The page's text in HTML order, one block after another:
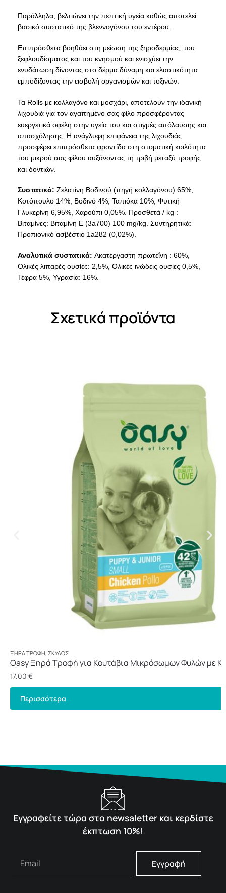
Παράλληλα, βελτιώνει την πεπτική υγεία καθώς αποτελεί
βασικό συστατικό της βλεννογόνου του εντέρου.
Επιπρόσθετα βοηθάει στη μείωση της ξηροδερμίας, του
ξεφλουδίσματος και του κνησμού και ενισχύει την
ενυδάτωση δίνοντας στο δέρμα δύναμη και ελαστικότητα
εμποδίζοντας την εισβολή οργανισμών και τοξινών.
Τα Rolls με κολλαγόνο και μοσχάρι, αποτελούν την ιδανική
λιχουδιά για τον αγαπημένο σας φίλο προσφέροντας
ευεργετικά οφέλη στην υγεία του και στιγμές απόλαυσης και
απασχόλησης. Η ανάγλυφη επιφάνεια της λιχουδιάς
προσφέρει επιπρόσθετα φροντίδα στη στοματική κοιλότητα
του μικρού σας φίλου αυξάνοντας τη τριβή μεταξύ τροφής
και δοντιών.
Συστατικά: Ζελατίνη Βοδινού (πηγή κολλαγόνου) 65%,
Κοτόπουλο 14%, Βοδινό 4%, Ταπιόκα 10%, Φυτική
Γλυκερίνη 6,95%, Χαρούπι 0,05%. Προσθετά / kg :
Βιταμίνες: Βιταμίνη Ε (3a700) 100 mg/kg. Συντηρητικά:
Προπιονικό ασβέστιο 1a282 (0,02%).
Αναλυτικά συστατικά: Ακατέργαστη πρωτεΐνη : 60%,
Ολικές λιπαρές ουσίες: 2,5%, Ολικές ινώδεις ουσίες 0,5%,
Τέφρα 5%, Υγρασία: 16%.
Σχετικά προϊόντα
ΞΗΡΆ ΤΡΟΦΉ ΣΚΎΛΟΣ
Oasy Ξηρά Τροφή για Κουτάβια Μικρόσωμων Φυλών με
17.00 €
Περισσότερα
Εγγραφείτε τώρα στο newsaletter και κερδίστε
έκπτωση 10%!
Εγγραφή